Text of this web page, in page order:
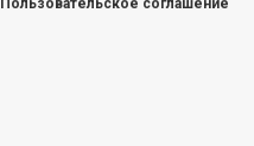
Пользовательское соглашение